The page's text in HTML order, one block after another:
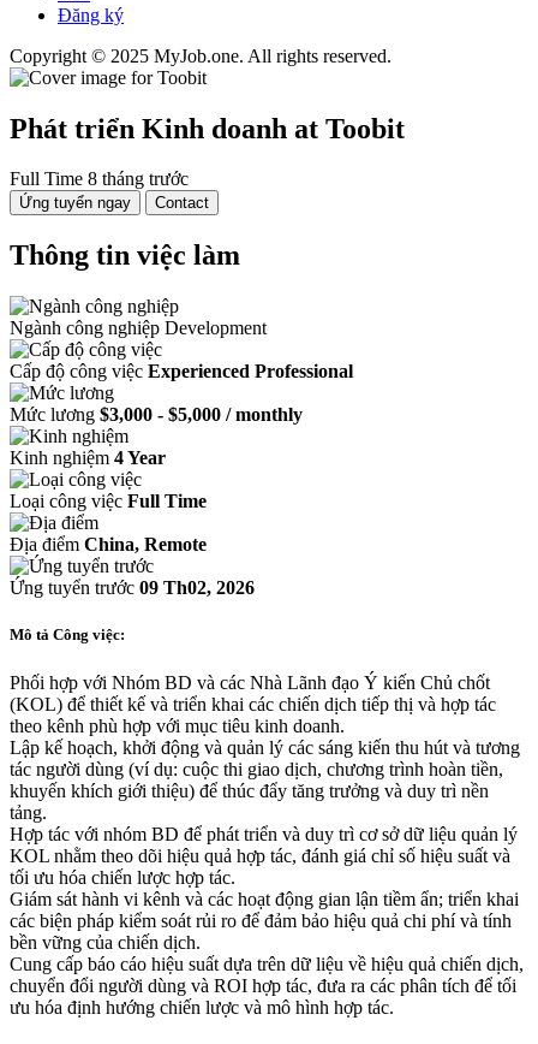
Đăng ký
Copyright © 2025 MyJob.one. All rights reserved.
Phát triển Kinh doanh at Toobit
Full Time 8 tháng trước
Ứng tuyển ngay Contact
Thông tin việc làm
Ngành công nghiệp Development
Cấp độ công việc Experienced Professional
Mức lương $3,000 - $5,000 / monthly
Kinh nghiệm 4 Year
Loại công việc Full Time
Địa điểm China, Remote
Ứng tuyển trước 09 Th02, 2026
Mô tả Công việc:
Phối hợp với Nhóm BD và các Nhà Lãnh đạo Ý kiến Chủ chốt
(KOL) để thiết kế và triển khai các chiến dịch tiếp thị và hợp tác
theo kênh phù hợp với mục tiêu kinh doanh.
Lập kế hoạch, khởi động và quản lý các sáng kiến thu hút và tương
tác người dùng (ví dụ: cuộc thi giao dịch, chương trình hoàn tiền,
khuyến khích giới thiệu) để thúc đẩy tăng trưởng và duy trì nền
tảng.
Hợp tác với nhóm BD để phát triển và duy trì cơ sở dữ liệu quản lý
KOL nhằm theo dõi hiệu quả hợp tác, đánh giá chỉ số hiệu suất và
tối ưu hóa chiến lược hợp tác.
Giám sát hành vi kênh và các hoạt động gian lận tiềm ẩn; triển khai
các biện pháp kiểm soát rủi ro để đảm bảo hiệu quả chi phí và tính
bền vững của chiến dịch.
Cung cấp báo cáo hiệu suất dựa trên dữ liệu về hiệu quả chiến dịch,
chuyển đổi người dùng và ROI hợp tác, đưa ra các phân tích để tối
ưu hóa định hướng chiến lược và mô hình hợp tác.